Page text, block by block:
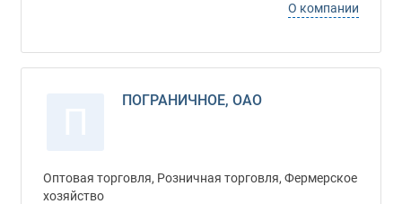
О компании
ПОГРАНИЧНОЕ, ОАО
Оптовая торговля, Розничная торговля, Фермерское
хозяйство